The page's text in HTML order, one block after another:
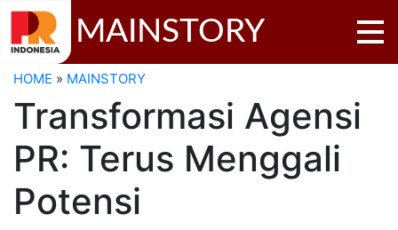
MAINSTORY
HOME » MAINSTORY
Transformasi Agensi
PR: Terus Menggali
Potensi